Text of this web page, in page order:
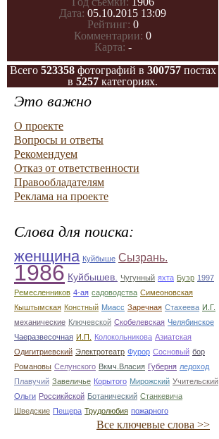
Дата: 05.10.2015 13:09
Рейтинг: 0
Комментарии: 0
Карта: -
Всего 523358фотографий в 300757постах
в 5257 категориях.
Это важно
О проекте
Вопросы и ответы
Рекомендуем
Отказ от ответственности
Правообладателям
Реклама на проекте
Слова для поиска:
женщина Куйбыше Сызрань.
1986 Куйбышев. Чугунный яхта Буэр 1997
Ремесленников 4-ая садоводства Симеоновская
Кыштымская Констный Миасс Заречная Стахеева И.Г.
механические Ключевской Скобелевская Челябинское
Чаеразвесочная И.П. Колокольникова Азиатская
Одигитриевский Электротеатр Фурор Сосновый бор
Романовы Селунского Вкмч.Власия Губерня ледоход
Плавучий Завеличье Корытого Мирожский Учительский
Ольги Россикйской Ботанический Станкевича
Шведские Пещера Трудолюбия пожарного
Все ключевые слова >>